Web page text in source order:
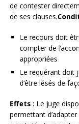
de contester
de ses clauses.
Le recours doit
compter de
appropriées
Le requérant doit
d’être lésés de
Effets : Le juge
permettant